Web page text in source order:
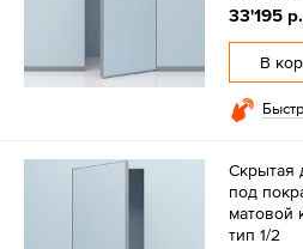
33'195 р.
В
Скрытая
под
матовой
тип 1/2